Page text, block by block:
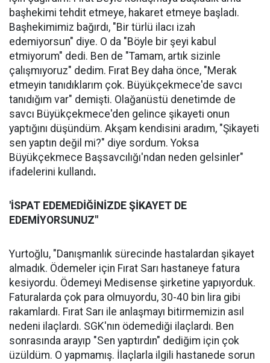
başhekimi tehdit etmeye, hakaret etmeye başladı.
Başhekimimiz bağırdı, "Bir türlü ilacı izah
edemiyorsun" diye. O da "Böyle bir şeyi kabul
etmiyorum" dedi. Ben de "Tamam, artık sizinle
çalışmıyoruz" dedim. Fırat Bey daha önce, "Merak
etmeyin tanıdıklarım çok. Büyükçekmece'de savcı
tanıdığım var" demişti. Olağanüstü denetimde de
savcı Büyükçekmece'den gelince şikayeti onun
yaptığını düşündüm. Akşam kendisini aradım, "Şikayeti
sen yaptın değil mi?" diye sordum. Yoksa
Büyükçekmece Başsavcılığı'ndan neden gelsinler"
ifadelerini kullandı.
'İSPAT EDEMEDİĞİNİZDE ŞİKAYET DE
EDEMİYORSUNUZ"
Yurtoğlu, "Danışmanlık sürecinde hastalardan şikayet
almadık. Ödemeler için Fırat Sarı hastaneye fatura
kesiyordu. Ödemeyi Medisense şirketine yapıyorduk.
Faturalarda çok para olmuyordu, 30-40 bin lira gibi
rakamlardı. Fırat Sarı ile anlaşmayı bitirmemizin asıl
nedeni ilaçlardı. SGK'nın ödemediği ilaçlardı. Ben
sonrasında arayıp "Sen yaptırdın" dediğim için çok
üzüldüm. O yapmamış. İlaçlarla ilgili hastanede sorun